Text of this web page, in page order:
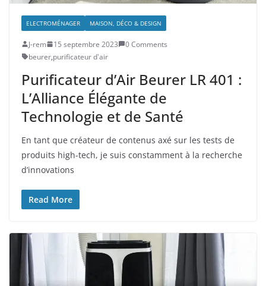
ELECTROMÉNAGER MAISON, DÉCO & DESIGN
J-rem 15 septembre 2023
0 Comments
beurer,purificateur d'air
Purificateur d’Air Beurer LR 401 :
L’Alliance Élégante de
Technologie et de Santé
En tant que créateur de contenus axé sur les tests de
produits high-tech, je suis constamment à la recherche
d’innovations
Read More